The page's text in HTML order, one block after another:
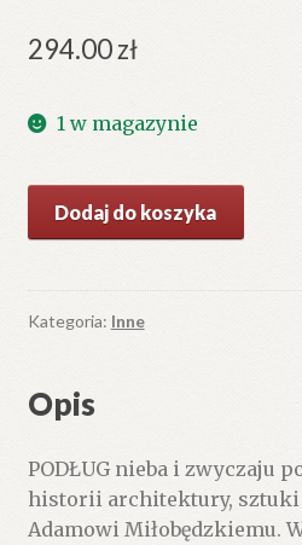
294.00zł
1 w magazynie
PODŁUG
i
zwyczaju
z
architektury,
sztuki
i
Dodaj do koszyka
Kategoria: Inne
Opis
PODŁUG nieba i zwyczaju
historii architektury,
Adamowi Miłobędzkiemu.